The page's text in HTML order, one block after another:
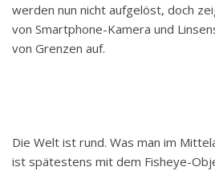
werden nun nicht aufgelöst, doch
von Smartphone-Kamera und
von Grenzen auf.
Die Welt ist rund. Was man im
ist spätestens mit dem Fisheye-